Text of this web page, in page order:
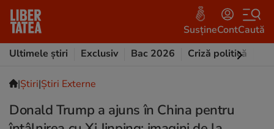
SusțineContCaută
Ultimele știri
Exclusiv Bac 2026 Criză politică
|Ştiri|Știri Externe
Donald Trump a ajuns în China pentru